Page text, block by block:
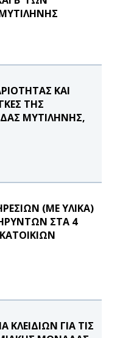
ΚΑΙ
ΤΗΣ
ΜΥΤΙΛΗΝΗΣ,
(ΜΕ ΥΛΙΚΑ)
ΣΤΑ 4
ΚΛΕΙΔΙΩΝ ΓΙΑ ΤΙΣ